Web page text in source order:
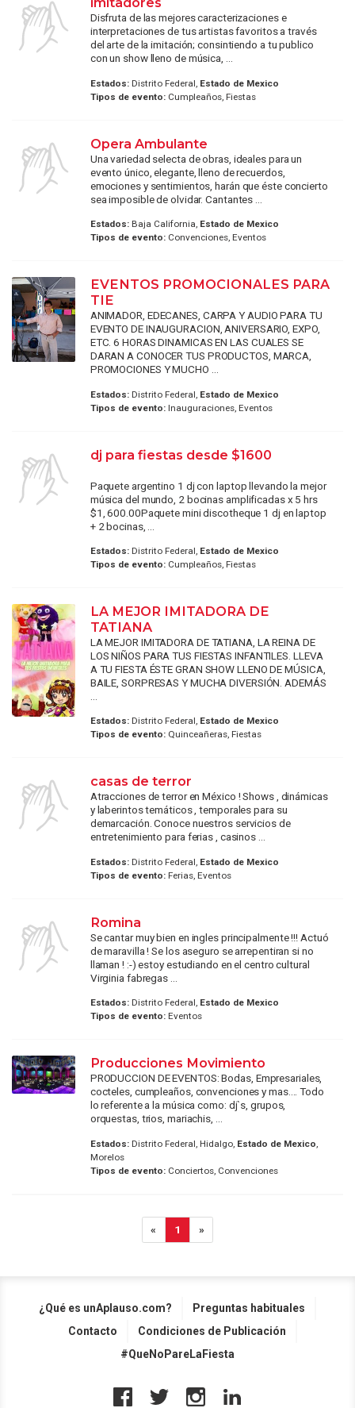
Disfruta de las mejores caracterizaciones e
interpretaciones de tus artistas favoritos a través
del arte de la imitación; consintiendo a tu publico
con un show lleno de música, ...
Estados:Distrito Federal, Estado de Mexico
Tipos de evento:Cumpleaños, Fiestas
Opera Ambulante
Una variedad selecta de obras, ideales para un
evento único, elegante, lleno de recuerdos,
emociones y sentimientos, harán que éste concierto
sea imposible de olvidar. Cantantes ...
Estados:Baja California, Estado de Mexico
Tipos de evento:Convenciones, Eventos
EVENTOS PROMOCIONALES PARA
TIE
ANIMADOR, EDECANES, CARPA Y AUDIO PARA TU
EVENTO DE INAUGURACION, ANIVERSARIO, EXPO,
ETC. 6 HORAS DINAMICAS EN LAS CUALES SE
DARAN A CONOCER TUS PRODUCTOS, MARCA,
PROMOCIONES Y MUCHO ...
Estados:Distrito Federal, Estado de Mexico
Tipos de evento:Inauguraciones, Eventos
dj para fiestas desde $1600
Paquete argentino 1 dj con laptop llevando la mejor
música del mundo, 2 bocinas amplificadas x 5 hrs
$1, 600.00​​ Paquete mini discotheque 1 dj en laptop
+ 2 bocinas, ...
Estados:Distrito Federal, Estado de Mexico
Tipos de evento:Cumpleaños, Fiestas
LA MEJOR IMITADORA DE
TATIANA
LA MEJOR IMITADORA DE TATIANA, LA REINA DE
LOS NIÑOS PARA TUS FIESTAS INFANTILES. LLEVA
A TU FIESTA ÉSTE GRAN SHOW LLENO DE MÚSICA,
BAILE, SORPRESAS Y MUCHA DIVERSIÓN. ADEMÁS
Estados:Distrito Federal, Estado de Mexico
Tipos de evento:Quinceañeras, Fiestas
casas de terror
Atracciones de terror en México ! Shows , dinámicas
y laberintos temáticos , temporales para su
demarcación. Conoce nuestros servicios de
entretenimiento para ferias , casinos ...
Estados:Distrito Federal, Estado de Mexico
Tipos de evento:Ferias, Eventos
Romina
Se cantar muy bien en ingles principalmente !!! Actuó
de maravilla ! Se los aseguro se arrepentiran si no
llaman ! :-) estoy estudiando en el centro cultural
Virginia fabregas ...
Estados:Distrito Federal, Estado de Mexico
Tipos de evento:Eventos
Producciones Movimiento
PRODUCCION DE EVENTOS: Bodas, Empresariales,
cocteles, cumpleaños, convenciones y mas.... Todo
lo referente a la música como: dj`s, grupos,
orquestas, trios, mariachis, ...
Estados:Distrito Federal, Hidalgo, Estado de Mexico
Morelos
Tipos de evento:Conciertos, Convenciones
« 1 »
¿Qué es unAplauso.com?
Preguntas habituales
Contacto
Condiciones de Publicación
#QueNoPareLaFiesta